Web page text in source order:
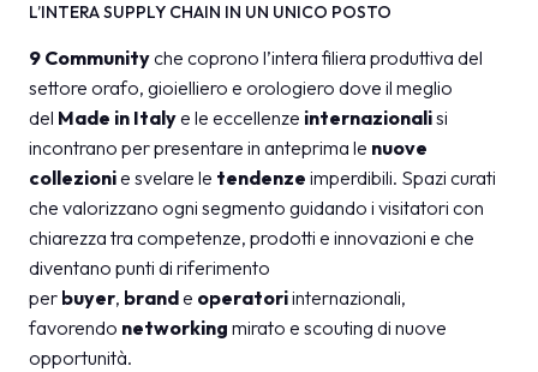
L’INTERA SUPPLY CHAIN IN UN UNICO POSTO
9 Communityche coprono l’intera filiera produttiva del
settore orafo, gioielliero e orologiero dove il meglio
del Made in Italye le eccellenze internazionalisi
incontrano per presentare in anteprima le nuove
collezionie svelare le tendenze imperdibili. Spazi curati
che valorizzano ogni segmento guidando i visitatori con
chiarezza tra competenze, prodotti e innovazioni e che
diventano punti di riferimento
per buyer, brande operatoriinternazionali,
favorendo networking mirato e scouting di nuove
opportunità.